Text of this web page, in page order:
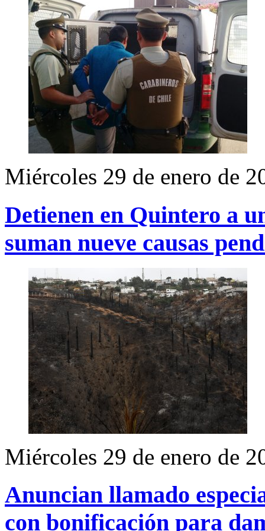
Miércoles 29 de enero de
Detienen en Quintero a
suman nueve causas
Miércoles 29 de enero de
Anuncian llamado
con bonificación para